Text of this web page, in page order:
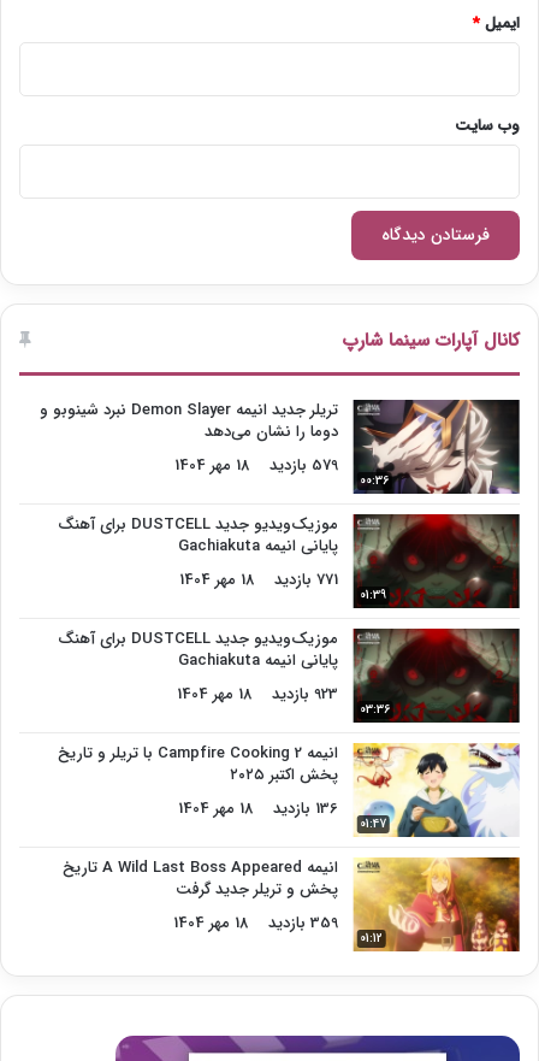
ایمیل*
وب‌ سایت
کانال آپارات سینما شارپ
00:36
تریلر جدید انیمه Demon Slayer نبرد شینوبو و
دوما را نشان می‌دهد
579 بازدید
18 مهر 1404
01:39
موزیک‌ویدیو جدید DUSTCELL برای آهنگ
پایانی انیمه Gachiakuta
771 بازدید
18 مهر 1404
03:36
موزیک‌ویدیو جدید DUSTCELL برای آهنگ
پایانی انیمه Gachiakuta
923 بازدید
18 مهر 1404
01:47
انیمه Campfire Cooking 2 با تریلر و تاریخ
پخش اکتبر ۲۰۲۵
136 بازدید
18 مهر 1404
01:12
انیمه A Wild Last Boss Appeared تاریخ
پخش و تریلر جدید گرفت
359 بازدید
18 مهر 1404